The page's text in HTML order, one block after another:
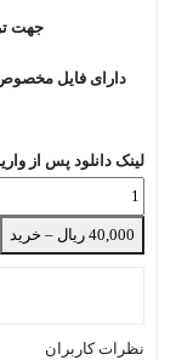
جهت
دارای فایل
لینک دانلود پس از
40,000 ریال – خرید
نظرات کاربران